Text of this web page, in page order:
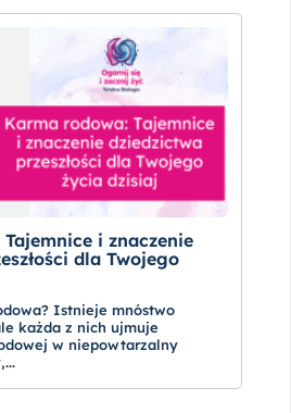
i znaczenie
dla Twojego
Istnieje mnóstwo
każda z nich ujmuje
w niepowtarzalny